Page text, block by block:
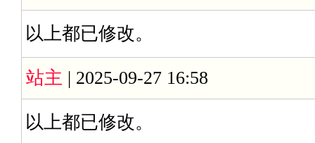
以上都已修改。
站主 | 2025-09-27 16:58
以上都已修改。